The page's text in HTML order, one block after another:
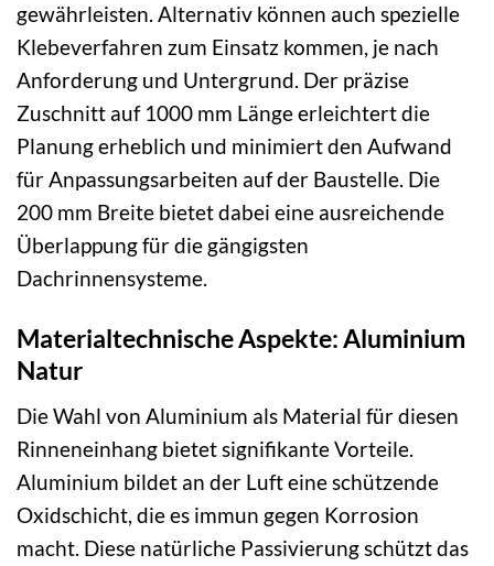
gewährleisten. Alternativ können auch spezielle
Klebeverfahren zum Einsatz kommen, je nach
Anforderung und Untergrund. Der präzise
Zuschnitt auf 1000 mm Länge erleichtert die
Planung erheblich und minimiert den Aufwand
für Anpassungsarbeiten auf der Baustelle. Die
200 mm Breite bietet dabei eine ausreichende
Überlappung für die gängigsten
Dachrinnensysteme.
Materialtechnische Aspekte: Aluminium
Natur
Die Wahl von Aluminium als Material für diesen
Rinneneinhang bietet signifikante Vorteile.
Aluminium bildet an der Luft eine schützende
Oxidschicht, die es immun gegen Korrosion
macht. Diese natürliche Passivierung schützt das